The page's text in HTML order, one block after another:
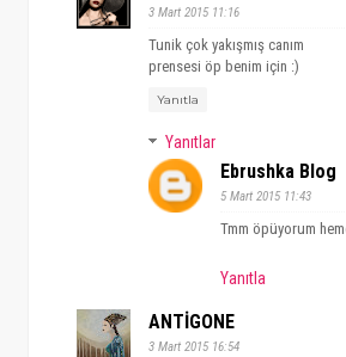
3 Mart 2015 11:16
Tunik çok yakışmış canım
prensesi öp benim için :)
Yanıtla
Yanıtlar
Ebrushka Blog
5 Mart 2015 11:43
Tmm öpüyorum
Yanıtla
ANTİGONE
3 Mart 2015 16:54